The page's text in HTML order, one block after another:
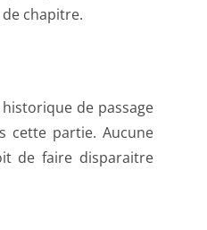
chapitre.
de passage
cette partie. Aucune
de faire disparaitre